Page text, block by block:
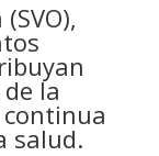
la
salud.